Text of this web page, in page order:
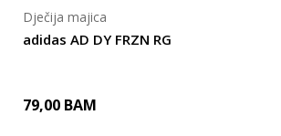
adidas AD DY FRZN RG
Dječija majica
79,00 BAM